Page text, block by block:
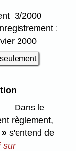
3/2000
:
2000
Dans le
règlement,
» s'entend de
sur